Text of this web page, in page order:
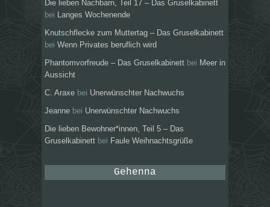
Die lieben Nachbarn, Teil 17 – Das Gruselkabinett
bei
Langes Wochenende
Knutschflecke zum Muttertag – Das Gruselkabinett
bei Wenn Privates beruflich wird
Phantomvorfreude – Das Gruselkabinett bei Meer in
Aussicht
C. Araxe bei Unerwünschter Nachwuchs
Jeanne bei Unerwünschter Nachwuchs
Die lieben Bewohner*innen, Teil 5 – Das
Gruselkabinett bei Faule Weihnachtsgrüße
Gehenna